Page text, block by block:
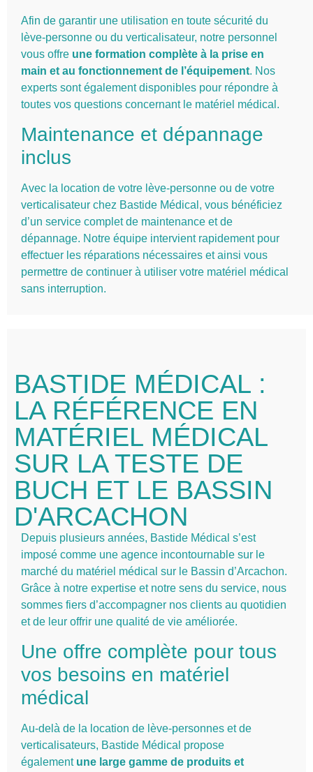
Afin de garantir une utilisation en toute sécurité du
lève-personne ou du verticalisateur, notre personnel
vous offre une formation complète à la prise en
main et au fonctionnement de l’équipement. Nos
experts sont également disponibles pour répondre à
toutes vos questions concernant le matériel médical.
Maintenance et dépannage
inclus
Avec la location de votre lève-personne ou de votre
verticalisateur chez Bastide Médical, vous bénéficiez
d’un service complet de maintenance et de
dépannage. Notre équipe intervient rapidement pour
effectuer les réparations nécessaires et ainsi vous
permettre de continuer à utiliser votre matériel médical
sans interruption.
BASTIDE MÉDICAL :
LA RÉFÉRENCE EN
MATÉRIEL MÉDICAL
SUR LA TESTE DE
BUCH ET LE BASSIN
D'ARCACHON
Depuis plusieurs années, Bastide Médical s’est
imposé comme une agence incontournable sur le
marché du matériel médical sur le Bassin d’Arcachon.
Grâce à notre expertise et notre sens du service, nous
sommes fiers d’accompagner nos clients au quotidien
et de leur offrir une qualité de vie améliorée.
Une offre complète pour tous
vos besoins en matériel
médical
Au-delà de la location de lève-personnes et de
verticalisateurs, Bastide Médical propose
également une large gamme de produits et